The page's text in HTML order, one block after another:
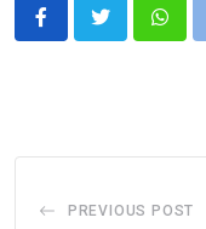
PREVIOUS POST